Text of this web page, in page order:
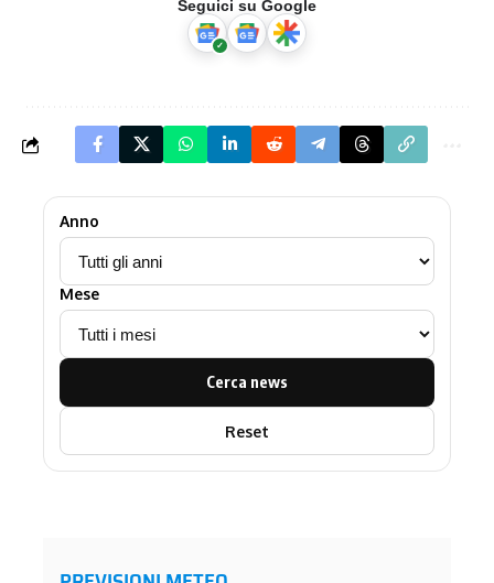
Seguici su Google
Anno
Mese
Cerca news
Reset